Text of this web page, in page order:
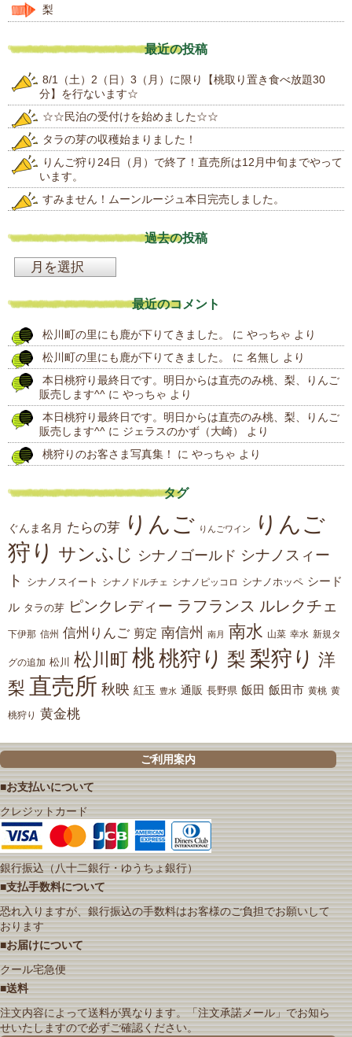
梨
最近の投稿
8/1（土）2（日）3（月）に限り【桃取り置き食べ放題30
分】を行ないます☆
☆☆民泊の受付けを始めました☆☆
タラの芽の収穫始まりました！
りんご狩り24日（月）で終了！直売所は12月中旬までやって
います。
すみません！ムーンルージュ本日完売しました。
過去の投稿
投
稿
最近のコメント
松川町の里にも鹿が下りてきました。 に やっちゃ より
松川町の里にも鹿が下りてきました。
に 名無し より
本日桃狩り最終日です。明日からは直売のみ桃、梨、りんご
販売します^^ に やっちゃ より
本日桃狩り最終日です。明日からは直売のみ桃、梨、りんご
販売します^^ に ジェラスのかず（大崎）
より
桃狩りのお客さま写真集！
に やっちゃ より
タグ
ぐんま名月 たらの芽 りんご りんごワイン
りんご
狩り サンふじ シナノゴールド シナノスィー
ト
シナノスイート シナノドルチェ シナノピッコロ シナノホッペ シード
ル タラの芽 ピンクレディー ラフランス ルレクチェ
下伊那 信州 信州りんご 剪定 南信州 南月 南水 山菜 幸水 新規タ
グの追加 松川 松川町 桃桃狩り 梨 梨狩り 洋
梨 直売所 秋映 紅玉 豊水 通販 長野県 飯田 飯田市 黄桃 黄
桃狩り 黄金桃
ご利用案内
■お支払いについて
クレジットカード
銀行振込（八十二銀行・ゆうちょ銀行）
■支払手数料について
恐れ入りますが、銀行振込の手数料はお客様のご負担でお願いして
おります
■お届けについて
クール宅急便
■送料
注文内容によって送料が異なります。「注文承諾メール」でお知ら
せいたしますので必ずご確認ください。